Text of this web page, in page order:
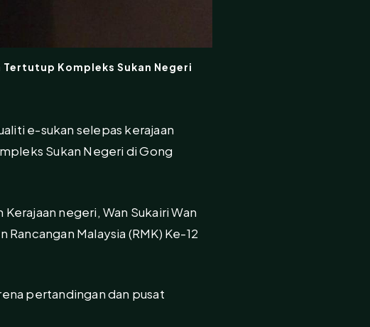
Kompleks Sukan Negeri
e-sukan selepas kerajaan
Sukan Negeri di Gong
negeri, Wan Sukairi Wan
Malaysia (RMK) Ke-12
pertandingan dan pusat